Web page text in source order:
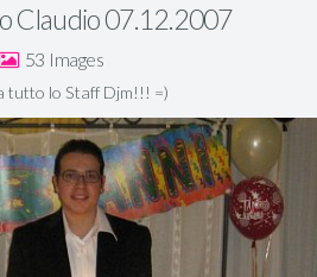
Claudio 07.12.2007
53
tutto lo Staff Djm!!! =)